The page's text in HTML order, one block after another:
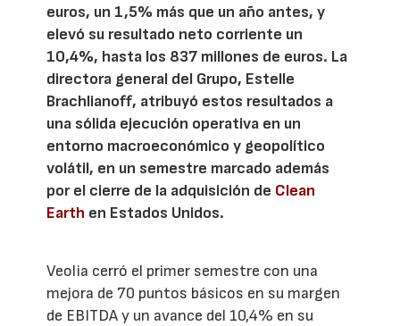
euros, un 1,5% más que un año antes, y
elevó su resultado neto corriente un
10,4%, hasta los 837 millones de euros. La
directora general del Grupo, Estelle
Brachlianoff, atribuyó estos resultados a
una sólida ejecución operativa en un
entorno macroeconómico y geopolítico
volátil, en un semestre marcado además
por el cierre de la adquisición de Clean
Earth en Estados Unidos.
Veolia cerró el primer semestre con una
mejora de 70 puntos básicos en su margen
de EBITDA y un avance del 10,4% en su